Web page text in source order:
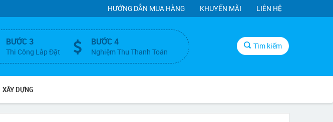
HƯỚNG DẪN MUA HÀNG KHUYẾN MÃI LIÊN HỆ
BƯỚC 3
Thi Công Lắp Đặt
BƯỚC 4
Nghiệm Thu Thanh Toán
Tìm kiếm
XÂY DỰNG